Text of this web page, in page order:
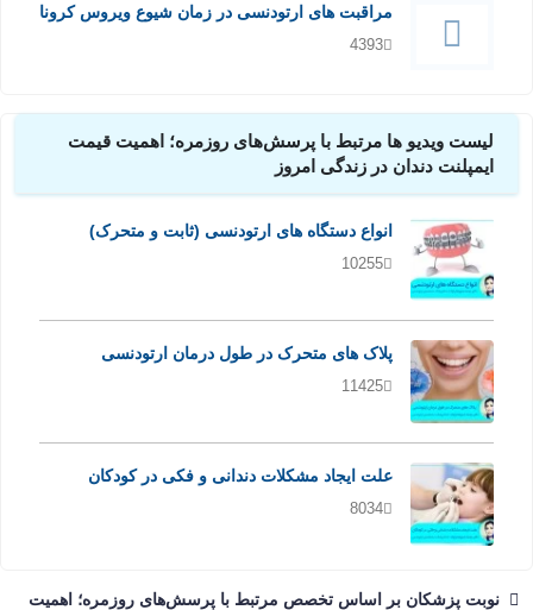
مراقبت های ارتودنسی در زمان شیوع ویروس کرونا
4393
لیست ویدیو ها مرتبط با پرسش‌های روزمره؛ اهمیت قیمت
ایمپلنت دندان در زندگی امروز
انواع دستگاه های ارتودنسی (ثابت و متحرک)
10255
پلاک های متحرک در طول درمان ارتودنسی
11425
علت ایجاد مشکلات دندانی و فکی در کودکان
8034
نوبت پزشکان بر اساس تخصص مرتبط با پرسش‌های روزمره؛ اهمیت